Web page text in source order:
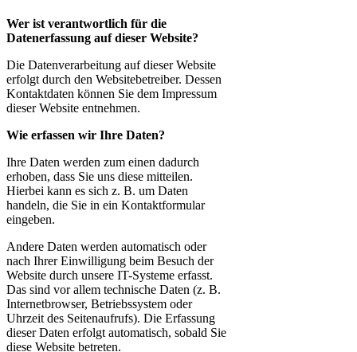
Wer ist verantwortlich für die
Datenerfassung auf dieser Website?
Die Datenverarbeitung auf dieser Website
erfolgt durch den Websitebetreiber. Dessen
Kontaktdaten können Sie dem Impressum
dieser Website entnehmen.
Wie erfassen wir Ihre Daten?
Ihre Daten werden zum einen dadurch
erhoben, dass Sie uns diese mitteilen.
Hierbei kann es sich z. B. um Daten
handeln, die Sie in ein Kontaktformular
eingeben.
Andere Daten werden automatisch oder
nach Ihrer Einwilligung beim Besuch der
Website durch unsere IT-Systeme erfasst.
Das sind vor allem technische Daten (z. B.
Internetbrowser, Betriebssystem oder
Uhrzeit des Seitenaufrufs). Die Erfassung
dieser Daten erfolgt automatisch, sobald Sie
diese Website betreten.